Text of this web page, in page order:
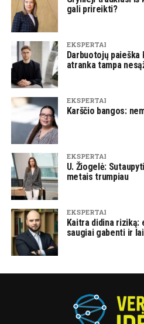
gali prireikti?
EKSPERTAI
Darbuotojų
atranka tampa
EKSPERTAI
Karščio bangos:
EKSPERTAI
U. Žiogelė:
metais trumpiau
EKSPERTAI
Kaitra didina riziką:
saugiai gabenti ir